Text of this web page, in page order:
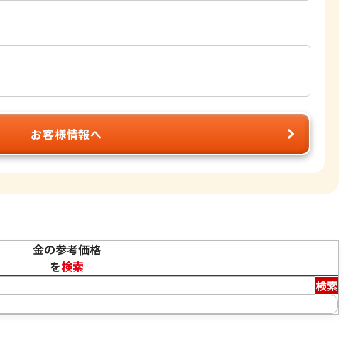
お客様情報へ
金の参考価格
を検索
検索